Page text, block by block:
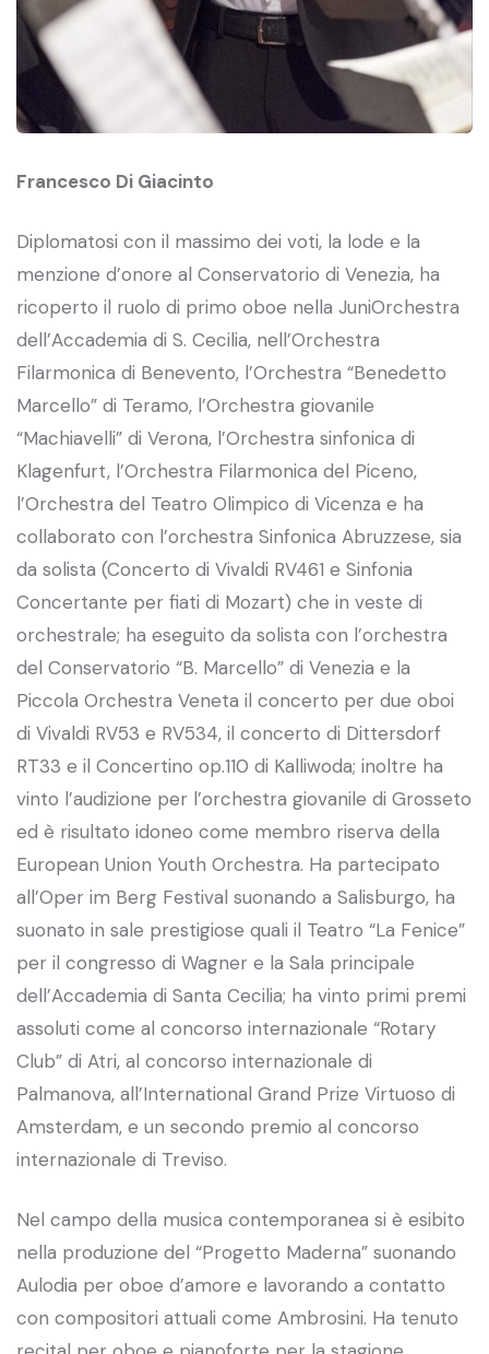
Francesco Di Giacinto
Diplomatosi con il massimo dei voti, la lode e la
menzione d’onore al Conservatorio di Venezia, ha
ricoperto il ruolo di primo oboe nella JuniOrchestra
dell’Accademia di S. Cecilia, nell’Orchestra
Filarmonica di Benevento, l’Orchestra “Benedetto
Marcello” di Teramo, l’Orchestra giovanile
“Machiavelli” di Verona, l’Orchestra sinfonica di
Klagenfurt, l’Orchestra Filarmonica del Piceno,
l’Orchestra del Teatro Olimpico di Vicenza e ha
collaborato con l’orchestra Sinfonica Abruzzese, sia
da solista (Concerto di Vivaldi RV461 e Sinfonia
Concertante per fiati di Mozart) che in veste di
orchestrale; ha eseguito da solista con l’orchestra
del Conservatorio “B. Marcello” di Venezia e la
Piccola Orchestra Veneta il concerto per due oboi
di Vivaldi RV53 e RV534, il concerto di Dittersdorf
RT33 e il Concertino op.110 di Kalliwoda; inoltre ha
vinto l’audizione per l’orchestra giovanile di Grosseto
ed è risultato idoneo come membro riserva della
European Union Youth Orchestra. Ha partecipato
all’Oper im Berg Festival suonando a Salisburgo, ha
suonato in sale prestigiose quali il Teatro “La Fenice”
per il congresso di Wagner e la Sala principale
dell’Accademia di Santa Cecilia; ha vinto primi premi
assoluti come al concorso internazionale “Rotary
Club” di Atri, al concorso internazionale di
Palmanova, all’International Grand Prize Virtuoso di
Amsterdam, e un secondo premio al concorso
internazionale di Treviso.
Nel campo della musica contemporanea si è esibito
nella produzione del “Progetto Maderna” suonando
Aulodia per oboe d’amore e lavorando a contatto
con compositori attuali come Ambrosini. Ha tenuto